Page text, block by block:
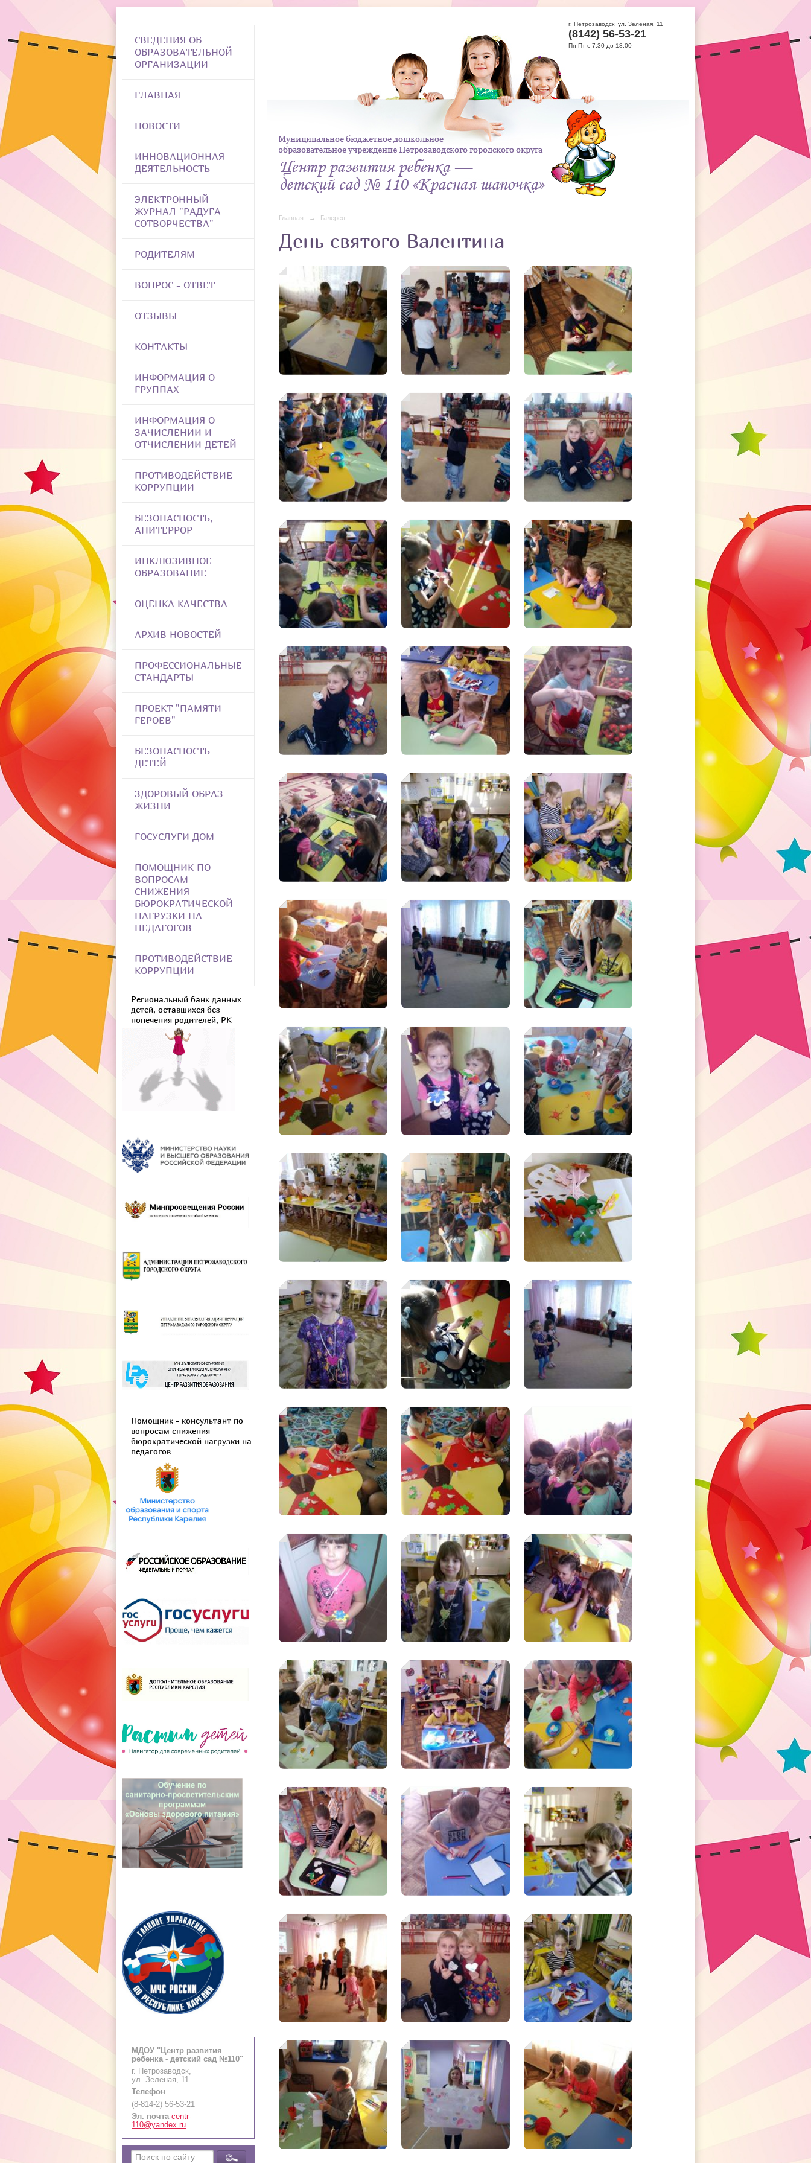
СВЕДЕНИЯ ОБ
ОБРАЗОВАТЕЛЬНОЙ
ОРГАНИЗАЦИИ
ГЛАВНАЯ
НОВОСТИ
ИННОВАЦИОННАЯ
ДЕЯТЕЛЬНОСТЬ
ЭЛЕКТРОННЫЙ
ЖУРНАЛ "РАДУГА
СОТВОРЧЕСТВА"
РОДИТЕЛЯМ
ВОПРОС - ОТВЕТ
ОТЗЫВЫ
КОНТАКТЫ
ИНФОРМАЦИЯ О
ГРУППАХ
ИНФОРМАЦИЯ О
ЗАЧИСЛЕНИИ И
ОТЧИСЛЕНИИ ДЕТЕЙ
ПРОТИВОДЕЙСТВИЕ
КОРРУПЦИИ
БЕЗОПАСНОСТЬ,
АНИТЕРРОР
ИНКЛЮЗИВНОЕ
ОБРАЗОВАНИЕ
ОЦЕНКА КАЧЕСТВА
АРХИВ НОВОСТЕЙ
ПРОФЕССИОНАЛЬНЫЕ
СТАНДАРТЫ
ПРОЕКТ "ПАМЯТИ
ГЕРОЕВ"
БЕЗОПАСНОСТЬ
ДЕТЕЙ
ЗДОРОВЫЙ ОБРАЗ
ЖИЗНИ
ГОСУСЛУГИ ДОМ
ПОМОЩНИК ПО
ВОПРОСАМ
СНИЖЕНИЯ
БЮРОКРАТИЧЕСКОЙ
НАГРУЗКИ НА
ПЕДАГОГОВ
ПРОТИВОДЕЙСТВИЕ
КОРРУПЦИИ
Региональный банк данных
детей, оставшихся без
попечения родителей, РК
Помощник - консультант по
вопросам снижения
бюрократической нагрузки на
педагогов
МДОУ "Центр развития
ребенка - детский сад №110"
г. Петрозаводск,
ул. Зеленая, 11
Телефон
(8-814-2) 56-53-21
Эл. почта centr-
110@yandex.ru
г. Петрозаводск, ул. Зеленая, 11
(8142) 56-53-21
Пн-Пт с 7.30 до 18.00
Главная → Галерея
День святого Валентина